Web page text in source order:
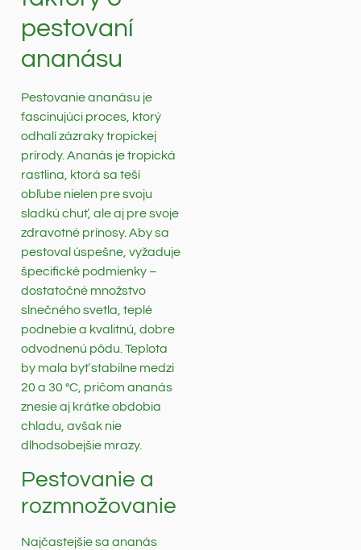
pestovaní
ananásu
Pestovanie ananásu je
fascinujúci proces, ktorý
odhalí zázraky tropickej
prírody. Ananás je tropická
rastlina, ktorá sa teší
obľube nielen pre svoju
sladkú chuť, ale aj pre svoje
zdravotné prínosy. Aby sa
pestoval úspešne, vyžaduje
špecifické podmienky –
dostatočné množstvo
slnečného svetla, teplé
podnebie a kvalitnú, dobre
odvodnenú pôdu. Teplota
by mala byť stabilne medzi
20 a 30 °C, pričom ananás
znesie aj krátke obdobia
chladu, avšak nie
dlhodsobejšie mrazy.
Pestovanie a
rozmnožovanie
Najčastejšie sa ananás